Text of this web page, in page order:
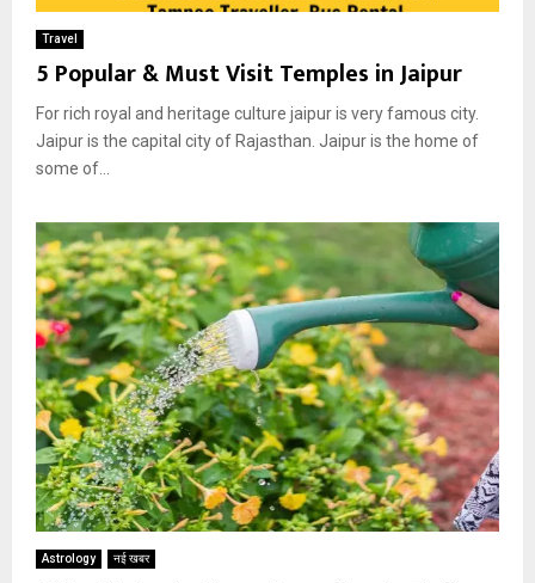
Travel
5 Popular & Must Visit Temples in Jaipur
For rich royal and heritage culture jaipur is very famous city.
Jaipur is the capital city of Rajasthan. Jaipur is the home of
some of...
Astrology नई खबर